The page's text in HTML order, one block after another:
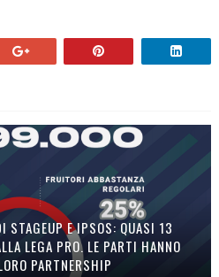
STAGEUP E IPSOS: QUASI 13
LEGA PRO. LE PARTI HANNO
PARTNERSHIP